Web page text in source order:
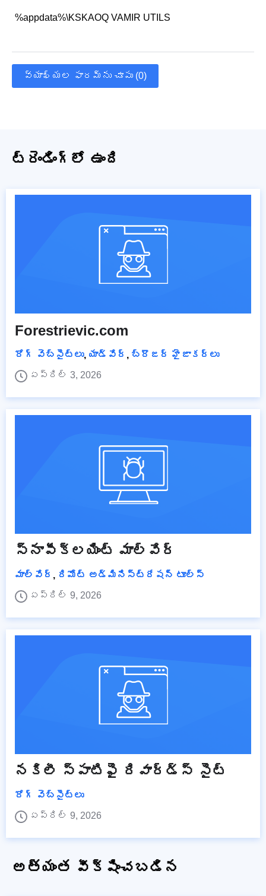
%appdata%\KSKAOQ VAMIR UTILS
వ్యాఖ్యల ఫారమ్‌ను చూపు (0)
ట్రెండింగ్‌లో ఉంది
Forestrievic.com
రోగ్ వెబ్‌సైట్‌లు, యాడ్వేర్ , బ్రౌజర్ హైజాకర్లు
ఏప్రిల్ 3, 2026
స్నాపీక్లయింట్ మాల్వేర్
మాల్వేర్ , రిమోట్ అడ్మినిస్ట్రేషన్ టూల్స్
ఏప్రిల్ 9, 2026
నకిలీ స్పాటిఫై రివార్డ్స్ సైట్
రోగ్ వెబ్‌సైట్‌లు
ఏప్రిల్ 9, 2026
అత్యంత వీక్షించబడిన